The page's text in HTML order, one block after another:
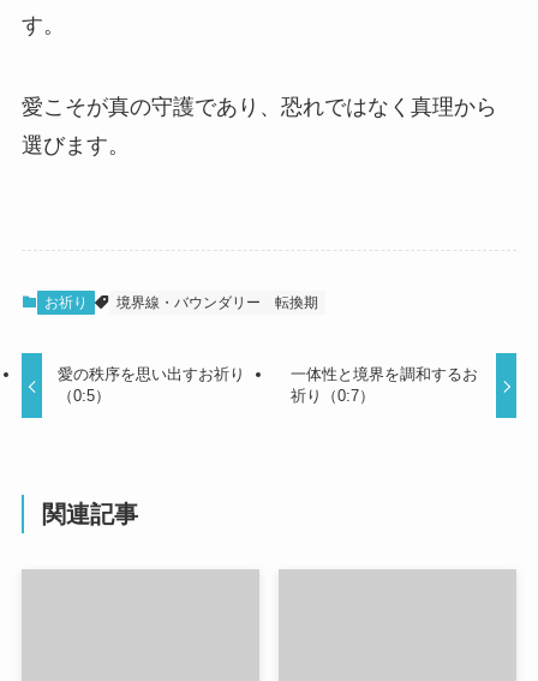
す。
愛こそが真の守護であり、恐れではなく真理から
選びます。
お祈り 境界線・バウンダリー 転換期
愛の秩序を思い出すお祈り
（0:5）
一体性と境界を調和するお
祈り（0:7）
関連記事